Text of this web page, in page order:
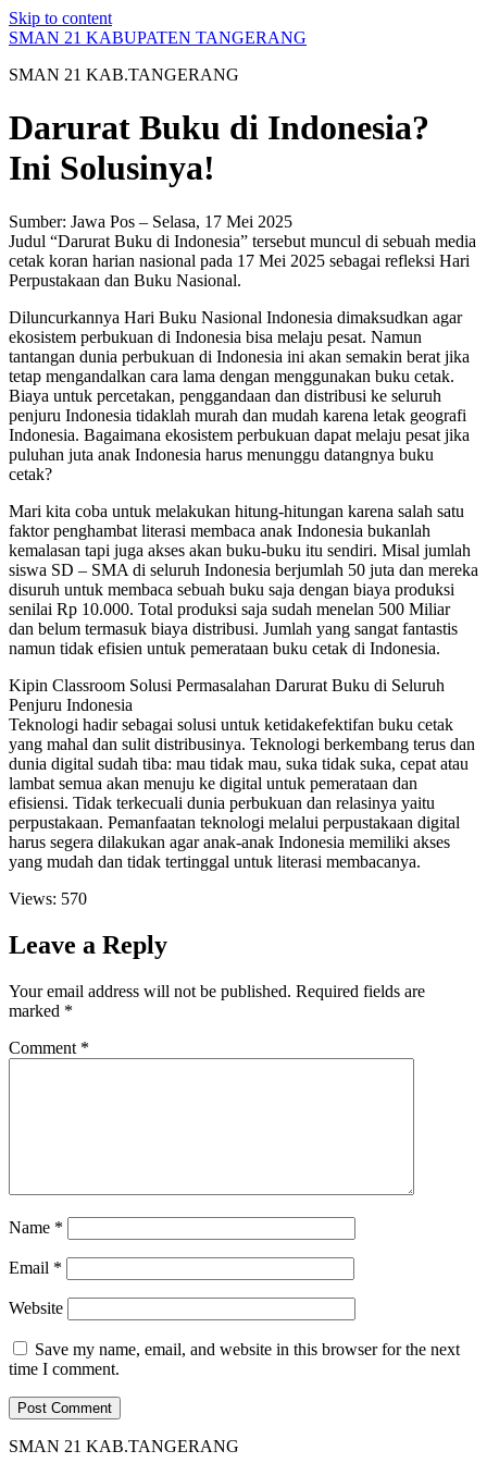
Skip to content
SMAN 21 KABUPATEN TANGERANG
SMAN 21 KAB.TANGERANG
Darurat Buku di Indonesia?
Ini Solusinya!
Sumber: Jawa Pos – Selasa, 17 Mei 2025
Judul “Darurat Buku di Indonesia” tersebut muncul di sebuah media
cetak koran harian nasional pada 17 Mei 2025 sebagai refleksi Hari
Perpustakaan dan Buku Nasional.
Diluncurkannya Hari Buku Nasional Indonesia dimaksudkan agar
ekosistem perbukuan di Indonesia bisa melaju pesat. Namun
tantangan dunia perbukuan di Indonesia ini akan semakin berat jika
tetap mengandalkan cara lama dengan menggunakan buku cetak.
Biaya untuk percetakan, penggandaan dan distribusi ke seluruh
penjuru Indonesia tidaklah murah dan mudah karena letak geografi
Indonesia. Bagaimana ekosistem perbukuan dapat melaju pesat jika
puluhan juta anak Indonesia harus menunggu datangnya buku
cetak?
Mari kita coba untuk melakukan hitung-hitungan karena salah satu
faktor penghambat literasi membaca anak Indonesia bukanlah
kemalasan tapi juga akses akan buku-buku itu sendiri. Misal jumlah
siswa SD – SMA di seluruh Indonesia berjumlah 50 juta dan mereka
disuruh untuk membaca sebuah buku saja dengan biaya produksi
senilai Rp 10.000. Total produksi saja sudah menelan 500 Miliar
dan belum termasuk biaya distribusi. Jumlah yang sangat fantastis
namun tidak efisien untuk pemerataan buku cetak di Indonesia.
Kipin Classroom Solusi Permasalahan Darurat Buku di Seluruh
Penjuru Indonesia
Teknologi hadir sebagai solusi untuk ketidakefektifan buku cetak
yang mahal dan sulit distribusinya. Teknologi berkembang terus dan
dunia digital sudah tiba: mau tidak mau, suka tidak suka, cepat atau
lambat semua akan menuju ke digital untuk pemerataan dan
efisiensi. Tidak terkecuali dunia perbukuan dan relasinya yaitu
perpustakaan. Pemanfaatan teknologi melalui perpustakaan digital
harus segera dilakukan agar anak-anak Indonesia memiliki akses
yang mudah dan tidak tertinggal untuk literasi membacanya.
Views: 570
Leave a Reply
Your email address will not be published. Required fields are
marked *
Comment *
Name *
Email *
Website
Save my name, email, and website in this browser for the next
time I comment.
SMAN 21 KAB.TANGERANG